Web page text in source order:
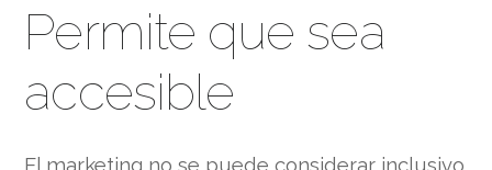
Permite que sea
accesible
El marketing no se puede considerar inclusivo